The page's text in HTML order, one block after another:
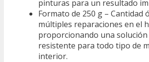
pinturas para un resultado
Formato de 250 g – Cantidad
múltiples reparaciones en el
proporcionando una
resistente para todo tipo de
interior.